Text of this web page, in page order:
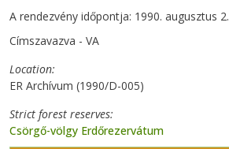
A rendezvény időpontja: 1990. augusztus 2.
Címszavazva - VA
Location
ER Archívum (1990/D-005)
Strict forest reserves
Csörgő-völgy Erdőrezervátum